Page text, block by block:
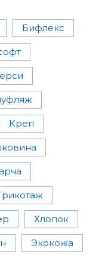
Бифлекс
Креп
Хлопок
Экокожа